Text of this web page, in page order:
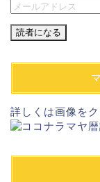
メ
ル
ド
ス
詳しくは画像を